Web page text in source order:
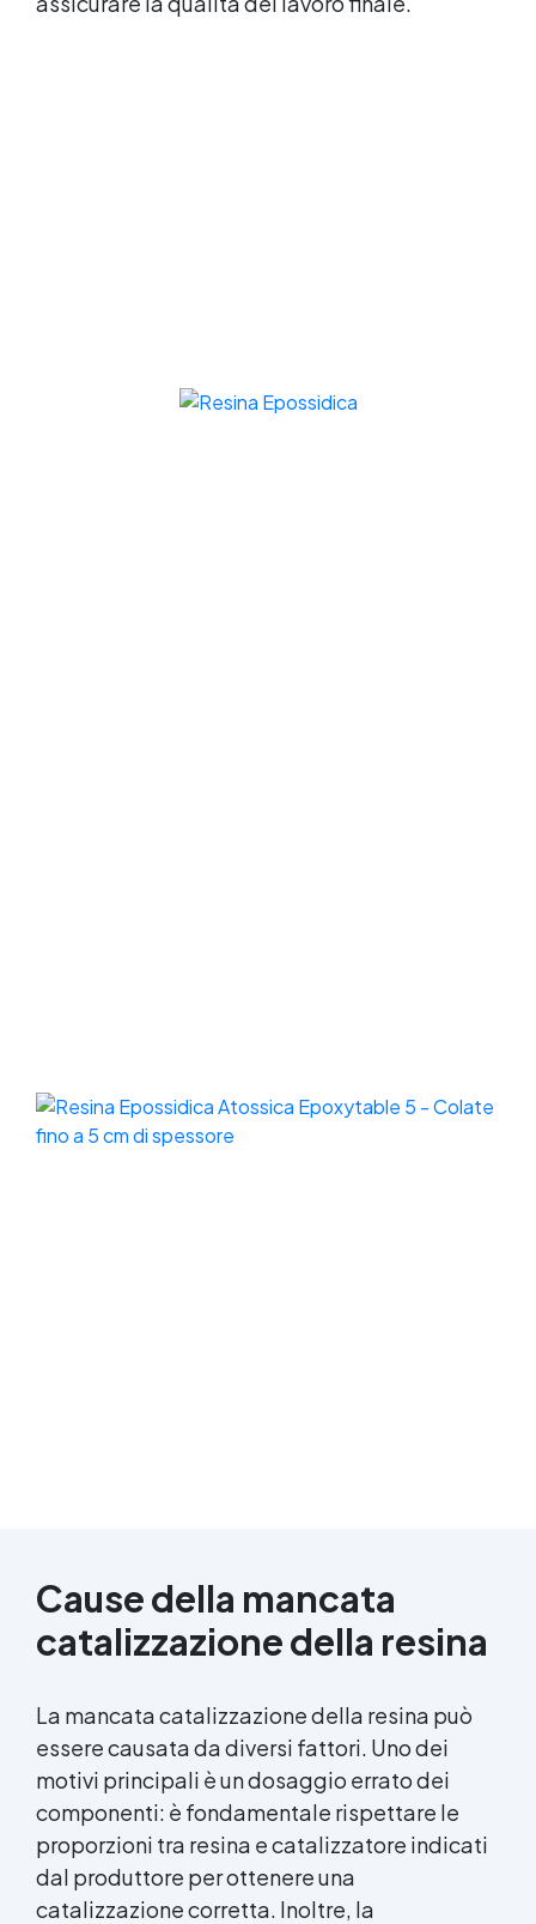
Cause della mancata
catalizzazione della resina
La mancata catalizzazione della resina può
essere causata da diversi fattori. Uno dei
motivi principali è un dosaggio errato dei
componenti: è fondamentale rispettare le
proporzioni tra resina e catalizzatore indicati
dal produttore per ottenere una
catalizzazione corretta. Inoltre, la